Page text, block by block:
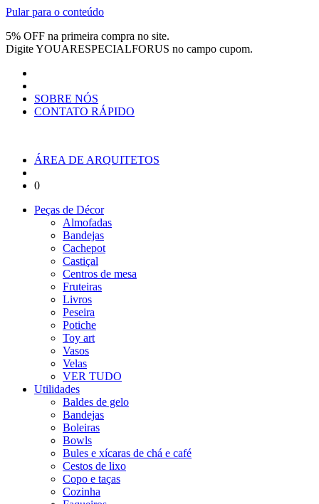
Pular para o conteúdo
5% OFF na primeira compra no site.
DigiteYOUARESPECIALFORUS no campo cupom.
SOBRE NÓS
CONTATO RÁPIDO
ÁREA DE ARQUITETOS
0
Peças de Décor
Almofadas
Bandejas
Cachepot
Castiçal
Centros de mesa
Fruteiras
Livros
Peseira
Potiche
Toy art
Vasos
Velas
VER TUDO
Utilidades
Baldes de gelo
Bandejas
Boleiras
Bowls
Bules e xícaras de chá e café
Cestos de lixo
Copo e taças
Cozinha